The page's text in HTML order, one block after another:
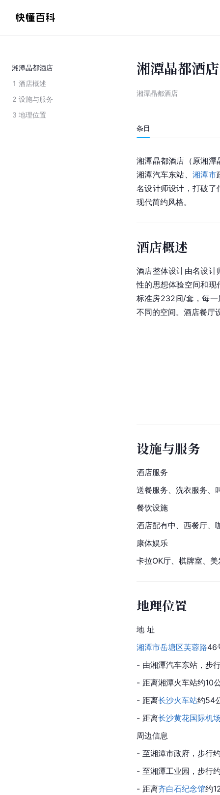
湘潭晶都酒店
1 酒店概述
2 设施与服务
3 地理位置
湘潭晶都酒店
湘潭晶都酒店
条目
湘潭晶都酒店（原湘
湘潭汽车东站、湘潭市
名设计师设计，打破了
现代简约风格。
酒店概述
酒店整体设计由名设计
性的思想体验空间和现
标准房232间/套，每一
不同的空间。酒店餐厅
设施与服务
酒店服务
送餐服务、洗衣服务、
餐饮设施
酒店配有中、西餐厅、
康体娱乐
卡拉OK厅、棋牌室、美
地理位置
地 址
湘潭市岳塘区芙蓉路46
- 由湘潭汽车东站，步
- 距离湘潭火车站约10
- 距离长沙火车站约54
- 距离长沙黄花国际机
周边信息
- 至湘潭市政府，步行
- 至湘潭工业园，步行
- 距离齐白石纪念馆约